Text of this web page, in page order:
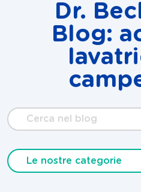
Dr.
Blog:
Cerca
nel
Le nostre categorie